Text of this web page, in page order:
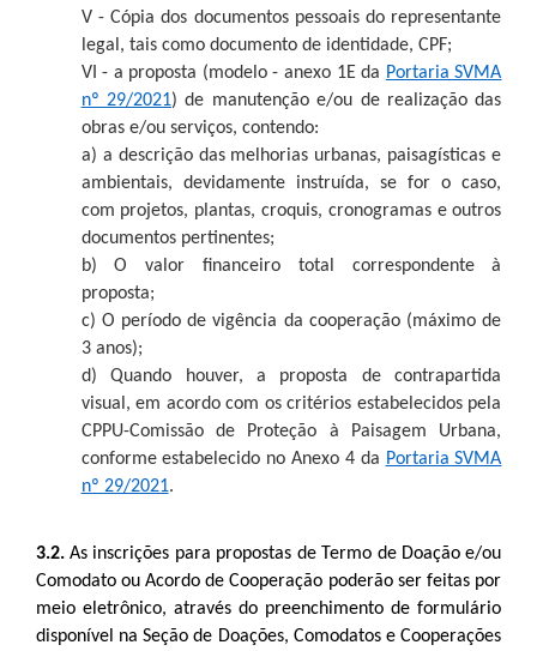
V - Cópia dos documentos pessoais do representante
legal, tais como documento de identidade, CPF;
VI - a proposta (modelo - anexo 1E da Portaria SVMA
nº 29/2021) de manutenção e/ou de realização das
obras e/ou serviços, contendo:
a) a descrição das melhorias urbanas, paisagísticas e
ambientais, devidamente instruída, se for o caso,
com projetos, plantas, croquis, cronogramas e outros
documentos pertinentes;
b) O valor financeiro total correspondente à
proposta;
c) O período de vigência da cooperação (máximo de
3 anos);
d) Quando houver, a proposta de contrapartida
visual, em acordo com os critérios estabelecidos pela
CPPU-Comissão de Proteção à Paisagem Urbana,
conforme estabelecido no Anexo 4 da Portaria SVMA
nº 29/2021.
3.2.As inscrições para propostas de Termo de Doação e/ou
Comodato ou Acordo de Cooperação poderão ser feitas por
meio eletrônico, através do preenchimento de formulário
disponível na Seção de Doações, Comodatos e Cooperações